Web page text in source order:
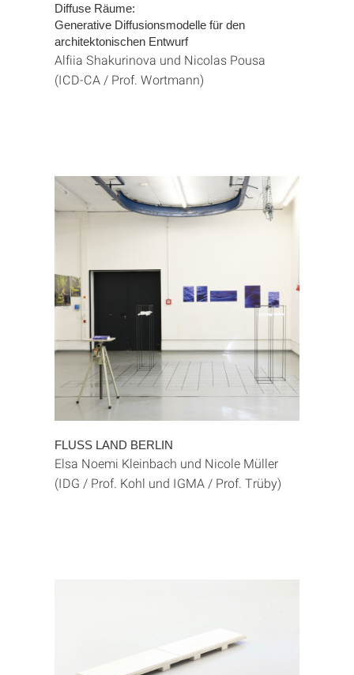
Diffuse Räume:
Generative Diffusionsmodelle für den
architektonischen Entwurf
Alfiia Shakurinova und Nicolas Pousa
(ICD-CA / Prof. Wortmann)
FLUSS LAND BERLIN
Elsa Noemi Kleinbach und Nicole Müller
(IDG / Prof. Kohl und IGMA / Prof. Trüby)